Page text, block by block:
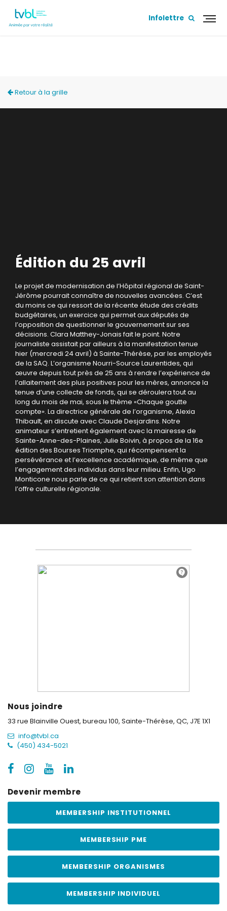
Infolettre
Retour à la grille
Édition du 25 avril
Le projet de modernisation de l’Hôpital régional de Saint-
Jérôme pourrait connaître de nouvelles avancées. C’est
du moins ce qui ressort de la récente étude des crédits
budgétaires, un exercice qui permet aux députés de
l’opposition de questionner le gouvernement sur ses
décisions. Clara Matthey-Jonais fait le point. Notre
journaliste assistait par ailleurs à la manifestation tenue
hier (mercredi 24 avril) à Sainte-Thérèse, par les employés
de la SAQ. L’organisme Nourri-Source Laurentides, qui
œuvre depuis tout près de 25 ans à rendre l’expérience de
l’allaitement des plus positives pour les mères, annonce la
tenue d’une collecte de fonds, qui se déroulera tout au
long du mois de mai, sous le thème «Chaque goutte
compte». La directrice générale de l’organisme, Alexia
Thibault, en discute avec Claude Desjardins. Notre
animateur s’entretient également avec la mairesse de
Sainte-Anne-des-Plaines, Julie Boivin, à propos de la 16e
édition des Bourses Triomphe, qui récompensent la
persévérance et l’excellence académique, de même que
l’engagement des individus dans leur milieu. Enfin, Ugo
Monticone nous parle de ce qui retient son attention dans
l’offre culturelle régionale.
Nous joindre
33 rue Blainville Ouest, bureau 100, Sainte-Thérèse, QC, J7E 1X1
info@tvbl.ca
(450) 434-5021
Devenir membre
MEMBERSHIP INSTITUTIONNEL
MEMBERSHIP PME
MEMBERSHIP ORGANISMES
MEMBERSHIP INDIVIDUEL